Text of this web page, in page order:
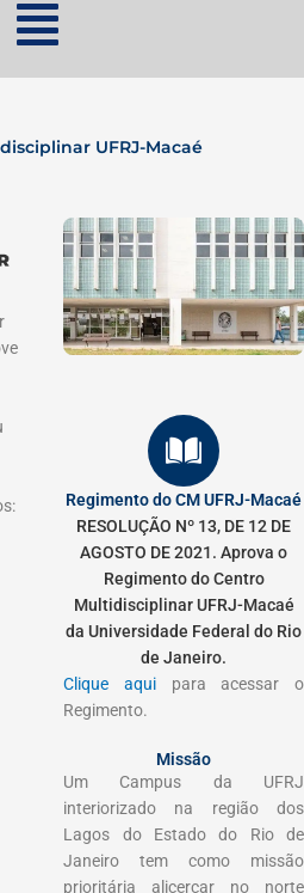
UFRJ-Macaé
Regimento do CM UFRJ-Macaé
RESOLUÇÃO Nº 13, DE 12 DE
AGOSTO DE 2021. Aprova o
Regimento do Centro
Multidisciplinar UFRJ-Macaé
da Universidade Federal do Rio
de Janeiro.
Clique aquipara acessar o
Regimento.
Missão
Um Campus da UFRJ
interiorizado na região dos
Lagos do Estado do Rio de
Janeiro tem como missão
prioritária alicerçar no norte